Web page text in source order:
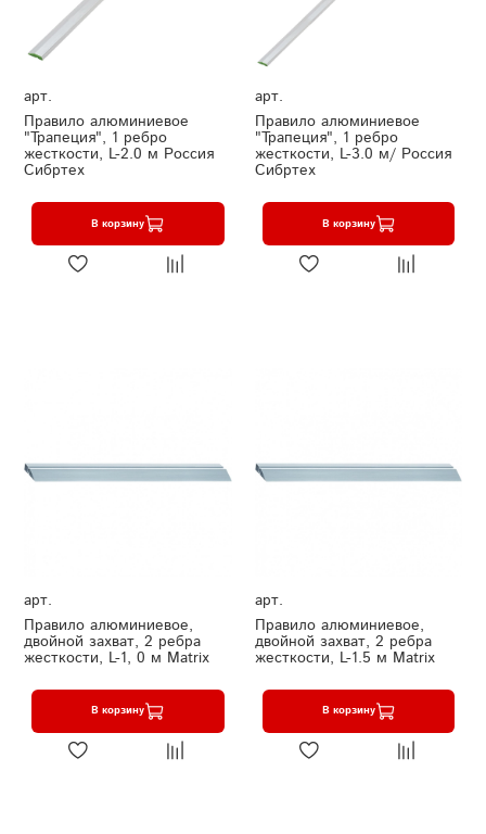
арт.
Правило алюминиевое
"Трапеция", 1 ребро
жесткости, L-2.0 м Россия
Сибртех
В корзину
арт.
Правило алюминиевое
"Трапеция", 1 ребро
жесткости, L-3.0 м/ Россия
Сибртех
В корзину
арт.
Правило алюминиевое,
двойной захват, 2 ребра
жесткости, L-1, 0 м Matrix
В корзину
арт.
Правило алюминиевое,
двойной захват, 2 ребра
жесткости, L-1.5 м Matrix
В корзину